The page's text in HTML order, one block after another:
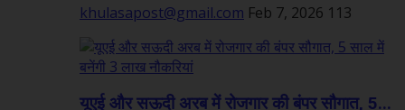
khulasapost@gmail.com Feb 7, 2026 113
यूएई और सऊदी अरब में रोजगार की बंपर सौगात, 5...